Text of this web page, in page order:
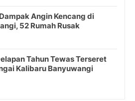
Angin Kencang di
52 Rumah Rusak
Tahun Tewas Terseret
Kalibaru Banyuwangi